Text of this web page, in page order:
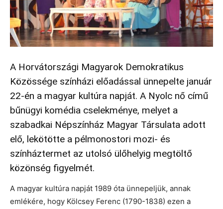
A Horvátországi Magyarok Demokratikus
Közössége színházi előadással ünnepelte január
22-én a magyar kultúra napját. A Nyolc nő című
bűnügyi komédia cselekménye, melyet a
szabadkai Népszínház Magyar Társulata adott
elő, lekötötte a pélmonostori mozi- és
színháztermet az utolsó ülőhelyig megtöltő
közönség figyelmét.
A magyar kultúra napját 1989 óta ünnepeljük, annak
emlékére, hogy Kölcsey Ferenc (1790-1838) ezen a